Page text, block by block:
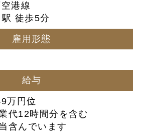
港線
徒歩5分
雇用形態
給与
万円位
代12時間分を含む
含んでいます